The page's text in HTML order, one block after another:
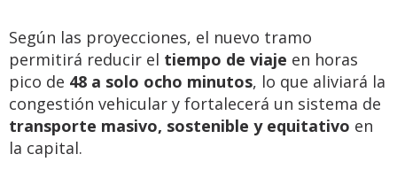
Según las proyecciones, el nuevo tramo
permitirá reducir el tiempo de viaje en horas
pico de 48 a solo ocho minutos, lo que aliviará la
congestión vehicular y fortalecerá un sistema de
transporte masivo, sostenible y equitativo en
la capital.